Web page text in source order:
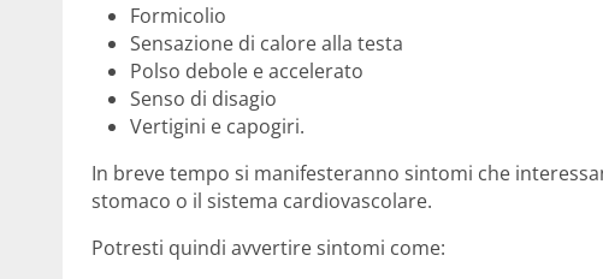
Formicolio
Sensazione di calore alla testa
Polso debole e accelerato
Senso di disagio
Vertigini e capogiri.
In breve tempo si manifesteranno sintomi che
stomaco o il sistema cardiovascolare.
Potresti quindi avvertire sintomi come: